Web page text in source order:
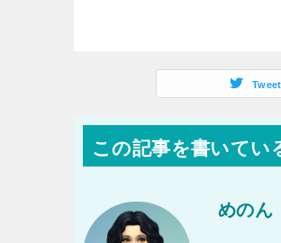
Tweet
この記事を書いてい
めのん